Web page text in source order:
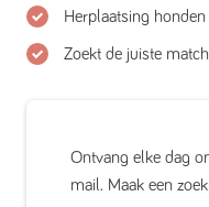
Herplaatsing
Zoekt de juiste match
Ontvang elke dag
mail. Maak een